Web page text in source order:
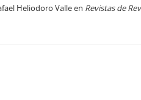
Heliodoro Valle en Revistas de